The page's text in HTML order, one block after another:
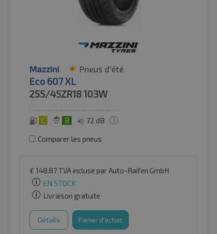
Mazzini Pneus d'été
Eco 607 XL
255/45ZR18103W
C B 72 dB
Comparer les pneus
€ 148.87TVA incluse par Auto-Raifen GmbH
EN STOCK
Livraison gratuite
Détails Panier d'achat